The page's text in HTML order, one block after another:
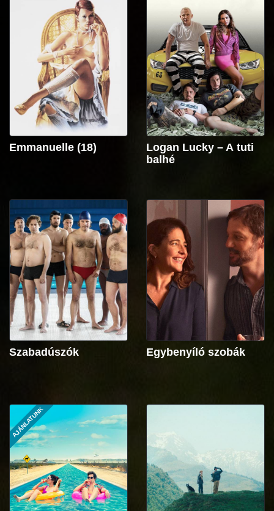
Emmanuelle (18)
Logan Lucky – A tuti
balhé
Szabadúszók Egybenyíló szobák
AJÁNLATUNK